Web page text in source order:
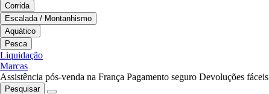
Corrida
Escalada / Montanhismo
Aquático
Pesca
Liquidação
Marcas
Assistência pós-venda na França Pagamento seguro Devoluções fáceis
Pesquisar